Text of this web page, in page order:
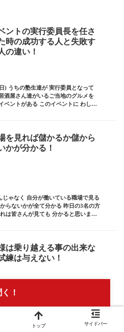
ントの実行委員長を任さ
時の成功する人と失敗す
の違い！
) うちの塾生達が 実行委員となって
酒屋さん達がいるご当地のグルメを
ベントがある このイベントに わしに
を見れば儲かるか儲から
かが分かる！
ゃなく 自分が働いている職場で見る
らないかが全て分かる 昨日の3名の方
は皆さんが見ても 分かると思います
は乗り越える事の出来な
練は与えない！
パイ起こる でもその辛さを乗り越
れでも、なんで 俺だけこんなに辛い
るけど それはアナタの存在が大きい
が起き...
トップ サイドバー
！